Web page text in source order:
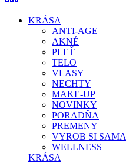
KRÁSA
ANTI-AGE
AKNÉ
PLEŤ
TELO
VLASY
NECHTY
MAKE-UP
NOVINKY
PORADŇA
PREMENY
VYROB SI SAMA
WELLNESS
KRÁSA